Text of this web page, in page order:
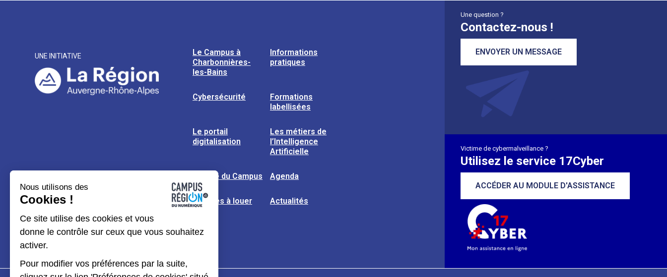
UNE INITIATIVE
Le Campus à
Charbonnières-
les-Bains
Informations
pratiques
Cybersécurité
Formations
labellisées
Le portail
digitalisation
Les métiers de
l’Intelligence
Artificielle
L’usine du Campus Agenda
Espaces à louer Actualités
Une question ?
Contactez-nous !
ENVOYER UN MESSAGE
Victime de cybermalveillance ?
Utilisez le service 17Cyber
ACCÉDER AU MODULE D'ASSISTANCE
Nous utilisons des
Cookies !
Ce site utilise des cookies et vous
donne le contrôle sur ceux que vous souhaitez
activer.
Pour modifier vos préférences par la suite,